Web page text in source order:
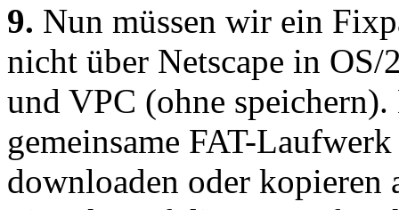
9. Nun müssen wir ein
nicht über Netscape in
und VPC (ohne
gemeinsame FAT-
downloaden oder kopieren